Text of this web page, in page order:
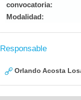
convocatoria:
Modalidad:
Responsable
Orlando Acosta